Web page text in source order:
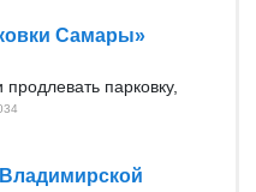
Самары»
парковку,